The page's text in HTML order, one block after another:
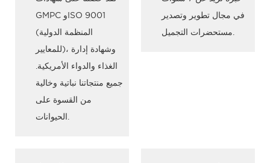
GMPC وISO 9001
(المنظمة الدولية
للمعايير)، وشهادة إدارة
الغذاء والدواء الأمريكية.
جميع منتجاتنا نباتية وخالية
من القسوة على
في مجال تطوير وتصدير